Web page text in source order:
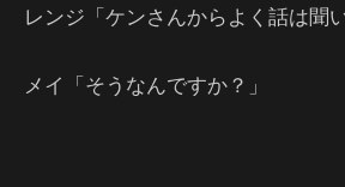
レンジ「ケンさんからよく話は聞
メイ「そうなんですか？」